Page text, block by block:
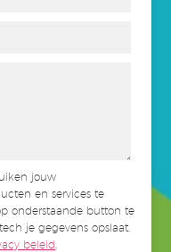
jouw
en services te
onderstaande button te
je gegevens opslaat.
beleid